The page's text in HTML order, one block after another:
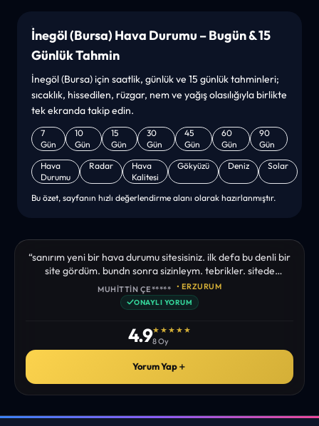
İnegöl (Bursa) Hava Durumu – Bugün & 15
Günlük Tahmin
İnegöl (Bursa) için saatlik, günlük ve 15 günlük tahminleri;
sıcaklık, hissedilen, rüzgar, nem ve yağış olasılığıyla birlikte
tek ekranda takip edin.
7
Gün
10
Gün
15
Gün
30
Gün
45
Gün
60
Gün
90
Gün
Hava
Durumu
Radar
Hava
Kalitesi
Gökyüzü Deniz Solar
Bu özet, sayfanın hızlı değerlendirme alanı olarak hazırlanmıştır.
“sanırım yeni bir hava durumu sitesisiniz. ilk defa bu denli bir
site gördüm. bundn sonra sizinleym. tebrikler. sitede
istediğim tüm bilgiyi bulabiliyorum. ekibinizin emeğine saglık”
MUHITTIN ÇE***** • ERZURUM
✓ONAYLI YORUM
4.9★★★★★
8 Oy
Yorum Yap＋